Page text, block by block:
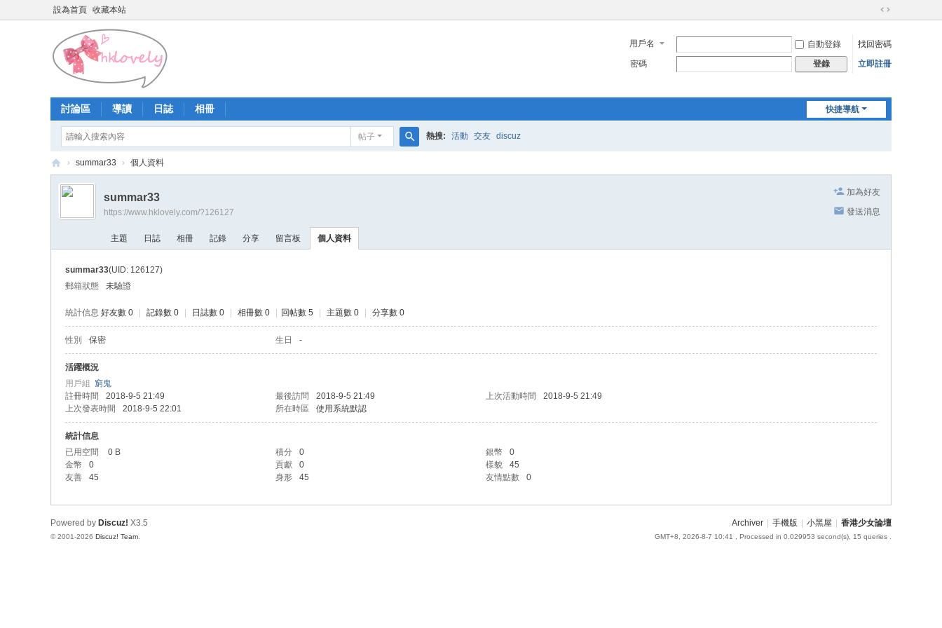
設為首頁 收藏本站
切
到
寬
用戶名 自動登錄
找回密碼
密碼
登錄 立即註冊
快捷導航
討論區 導讀 日誌 相冊
帖子
索
熱搜: 活動 交友 discuz
香
少
› summar33 › 個人資料
加為好友
發送消息
summar33
https://www.hklovely.com/?126127
主題 日誌 相冊 記錄 分享 留言板 個人資料
summar33(UID: 126127)
郵箱狀態
未驗證
統計信息 好友數 0 記錄數 0 日誌數 0 相冊數 0 回帖數 5 主題數 0 分享數 0
性別 保密 生日 -
活躍概況
用戶組 窮鬼
註冊時間
2018-9-5 21:49 最後訪問 2018-9-5 21:49 上次活動時間
2018-9-5 21:49
上次發表時間
2018-9-5 22:01 所在時區 使用系統默認
統計信息
已用空間
0 B 積分 0 銀幣
0
金幣
0 貢獻 0 樣貌
45
友善
45 身形 45 友情點數 0
Archiver 手機版 小黑屋 香港少女論壇
GMT+8, 2026-8-7 10:41 , Processed in 0.029953 second(s), 15 queries .
Powered by Discuz! X3.5
© 2001-2026 Discuz! Team